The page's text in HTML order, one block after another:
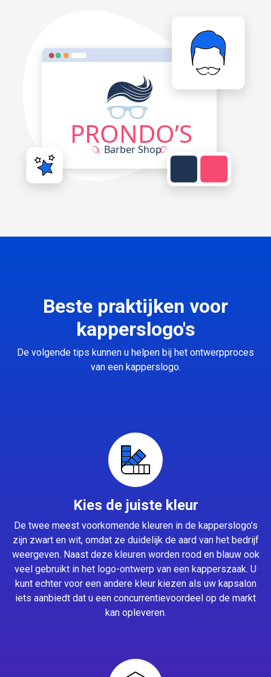
Beste praktijken voor
kapperslogo's
De volgende tips kunnen u helpen bij het ontwerpproces
van een kapperslogo.
Kies de juiste kleur
De twee meest voorkomende kleuren in de kapperslogo’s
zijn zwart en wit, omdat ze duidelijk de aard van het bedrijf
weergeven. Naast deze kleuren worden rood en blauw ook
veel gebruikt in het logo-ontwerp van een kapperszaak. U
kunt echter voor een andere kleur kiezen als uw kapsalon
iets aanbiedt dat u een concurrentievoordeel op de markt
kan opleveren.